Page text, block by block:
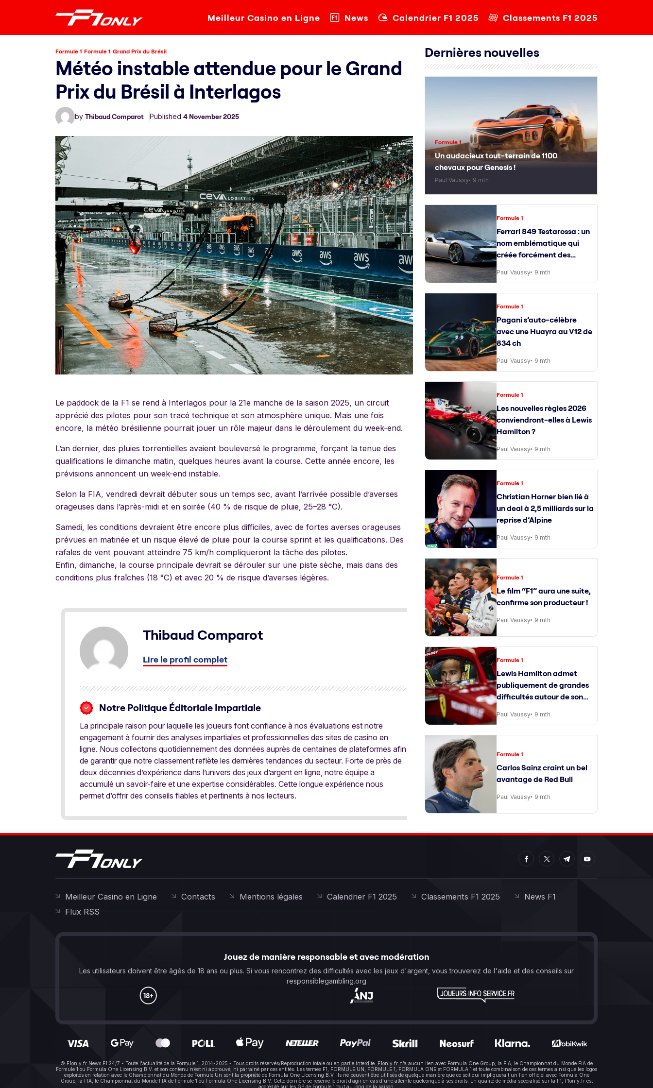
Meilleur Casino en Ligne News Calendrier F1 2025 Classements F1 2025
Formule 1 Formule 1 Grand Prix du Brésil
Météo instable attendue pour le Grand
Prix du Brésil à Interlagos
by Thibaud Comparot Published 4 November 2025
Le paddock de la F1 se rend à Interlagos pour la 21e manche de la saison 2025, un circuit
apprécié des pilotes pour son tracé technique et son atmosphère unique. Mais une fois
encore, la météo brésilienne pourrait jouer un rôle majeur dans le déroulement du week-end.
L’an dernier, des pluies torrentielles avaient bouleversé le programme, forçant la tenue des
qualifications le dimanche matin, quelques heures avant la course. Cette année encore, les
prévisions annoncent un week-end instable.
Selon la FIA, vendredi devrait débuter sous un temps sec, avant l’arrivée possible d’averses
orageuses dans l’après-midi et en soirée (40 % de risque de pluie, 25–28 °C).
Samedi, les conditions devraient être encore plus difficiles, avec de fortes averses orageuses
prévues en matinée et un risque élevé de pluie pour la course sprint et les qualifications. Des
rafales de vent pouvant atteindre 75 km/h compliqueront la tâche des pilotes.
Enfin, dimanche, la course principale devrait se dérouler sur une piste sèche, mais dans des
conditions plus fraîches (18 °C) et avec 20 % de risque d’averses légères.
Thibaud Comparot
Lire le profil complet
Notre Politique Éditoriale Impartiale
La principale raison pour laquelle les joueurs font confiance à nos évaluations est notre
engagement à fournir des analyses impartiales et professionnelles des sites de casino en
ligne. Nous collectons quotidiennement des données auprès de centaines de plateformes afin
de garantir que notre classement reflète les dernières tendances du secteur. Forte de près de
deux décennies d’expérience dans l’univers des jeux d’argent en ligne, notre équipe a
accumulé un savoir-faire et une expertise considérables. Cette longue expérience nous
permet d’offrir des conseils fiables et pertinents à nos lecteurs.
Dernières nouvelles
Formule 1
Un audacieux tout-terrain de 1100
chevaux pour Genesis !
Paul Vaussy 9 mth
Formule 1
Ferrari 849 Testarossa : un
nom emblématique qui
créée forcément des
attentes
Paul Vaussy 9 mth
Formule 1
Pagani s’auto-célèbre
avec une Huayra au V12 de
834 ch
Paul Vaussy 9 mth
Formule 1
Les nouvelles règles 2026
conviendront-elles à Lewis
Hamilton ?
Paul Vaussy 9 mth
Formule 1
Christian Horner bien lié à
un deal à 2,5 milliards sur la
reprise d’Alpine
Paul Vaussy 9 mth
Formule 1
Le film “F1” aura une suite,
confirme son producteur !
Paul Vaussy 9 mth
Formule 1
Lewis Hamilton admet
publiquement de grandes
difficultés autour de son
ingénieur de course
Paul Vaussy 9 mth
Formule 1
Carlos Sainz craint un bel
avantage de Red Bull
Paul Vaussy 9 mth
Meilleur Casino en Ligne Contacts Mentions légales Calendrier F1 2025 Classements F1 2025
News F1
Flux RSS
Jouez de manière responsable et avec modération
Les utilisateurs doivent être âgés de 18 ans ou plus. Si vous rencontrez des difficultés avec les jeux d'argent, vous trouverez de l'aide et des conseils sur
responsiblegambling.org
© F1only.fr News F1 24/7 - Toute l'actualité de la Formule 1. 2014-2025 - Tous droits réservés/Reproduction totale ou en partie interdite. F1only.fr n’a aucun lien avec Formula One Group, la FIA, le Championnat du Monde FIA de
Formule 1 ou Formula One Licensing B.V. et son contenu n’est ni approuvé, ni parrainé par ces entités. Les termes F1, FORMULE UN, FORMULE 1, FORMULA ONE et FORMULA 1 et toute combinaison de ces termes ainsi que les logos
exploités en relation avec le Championnat du Monde de Formule Un sont la propriété de Formula One Licensing B.V. Ils ne peuvent être utilisés de quelque manière que ce soit qui impliquerait un lien officiel avec Formula One
Group, la FIA, le Championnat du Monde FIA de Formule 1 ou Formula One Licensing B.V. Cette dernière se réserve le droit d’agir en cas d’une atteinte quelconque à ses droits. En qualité de média spécialisé sur la F1, F1only.fr est
accrédité sur les GP de Formule 1 tout au long de la saison.